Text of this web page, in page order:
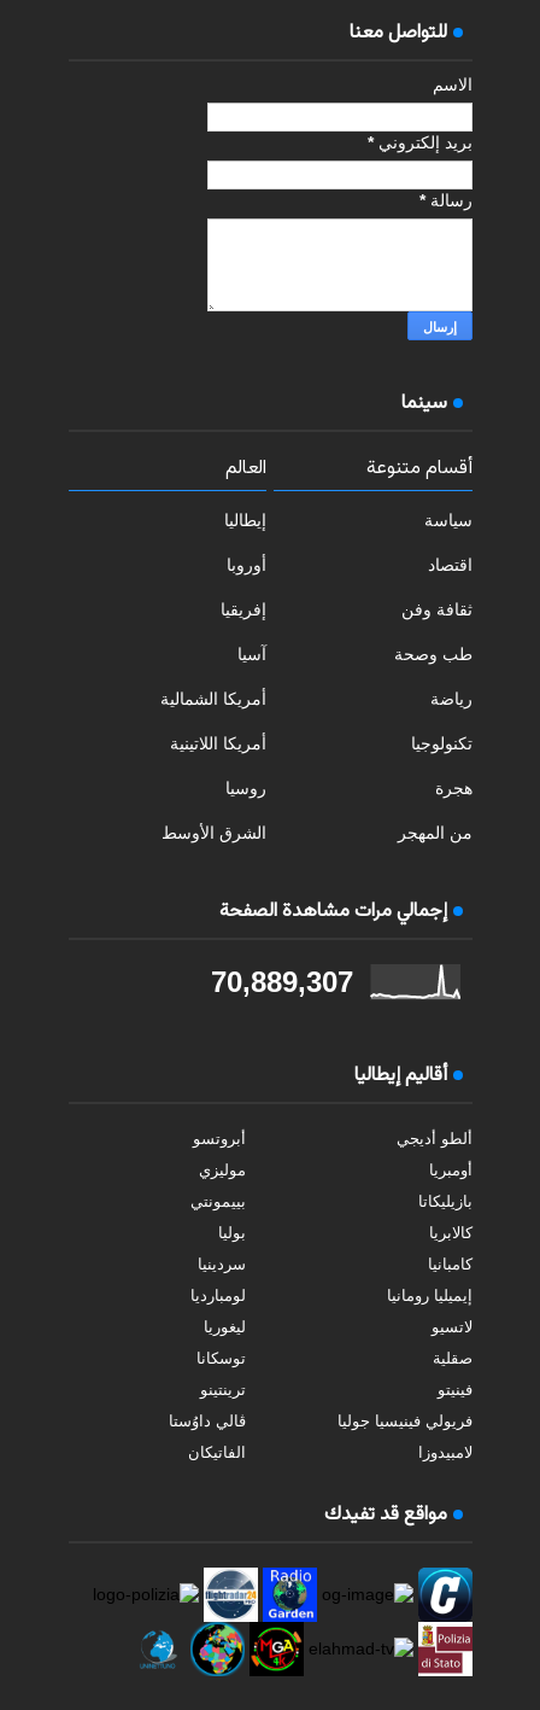
للتواصل معنا
الاسم
بريد إلكتروني*
رسالة*
سينما
أقسام متنوعة
سياسة
اقتصاد
ثقافة وفن
طب وصحة
رياضة
تكنولوجيا
هجرة
من المهجر
العالم
إيطاليا
أوروبا
إفريقيا
آسيا
أمريكا الشمالية
أمريكا اللاتينية
روسيا
الشرق الأوسط
إجمالي مرات مشاهدة الصفحة
70,889,307
أقاليم إيطاليا
ألطو أديجي
أبروتسو
أومبريا
موليزي
بازيليكاتا
بييمونتي
كالابريا
بوليا
كامبانيا
سردينيا
إيميليا رومانيا
لومبارديا
لاتسيو
ليغوريا
صقلية
توسكانا
فينيتو
ترينتينو
فريولي فينيسيا جوليا
ڤالي داوُستا
لامبيدوزا
الفاتيكان
مواقع قد تفيدك